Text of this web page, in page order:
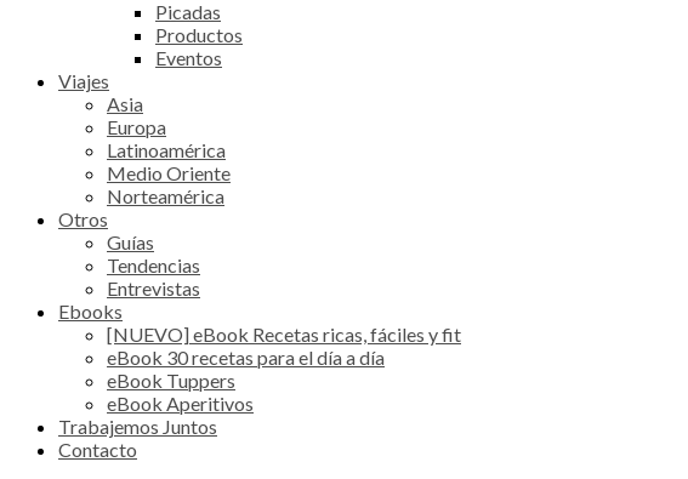
Picadas
Productos
Eventos
Viajes
Asia
Europa
Latinoamérica
Medio Oriente
Norteamérica
Otros
Guías
Tendencias
Entrevistas
Ebooks
[NUEVO] eBook Recetas ricas, fáciles y fit
eBook 30 recetas para el día a día
eBook Tuppers
eBook Aperitivos
Trabajemos Juntos
Contacto